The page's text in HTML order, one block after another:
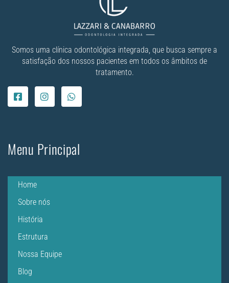
Somos uma clínica odontológica integrada, que busca sempre a
satisfação dos nossos pacientes em todos os âmbitos de
tratamento.
Menu Principal
Home
Sobre nós
História
Estrutura
Nossa Equipe
Blog